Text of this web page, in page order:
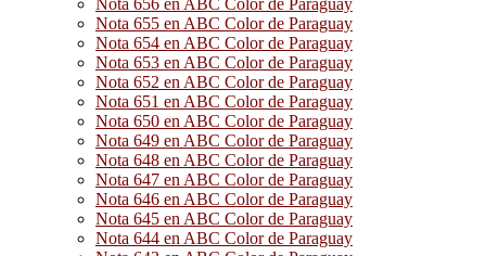
Nota 656 en ABC Color de Paraguay
Nota 655 en ABC Color de Paraguay
Nota 654 en ABC Color de Paraguay
Nota 653 en ABC Color de Paraguay
Nota 652 en ABC Color de Paraguay
Nota 651 en ABC Color de Paraguay
Nota 650 en ABC Color de Paraguay
Nota 649 en ABC Color de Paraguay
Nota 648 en ABC Color de Paraguay
Nota 647 en ABC Color de Paraguay
Nota 646 en ABC Color de Paraguay
Nota 645 en ABC Color de Paraguay
Nota 644 en ABC Color de Paraguay